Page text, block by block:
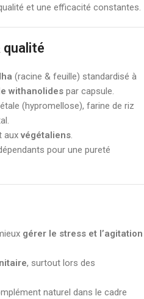
et une efficacité constantes.
qualité
(racine & feuille) standardisé à
withanolides par capsule.
(hypromellose), farine de riz
aux végétaliens.
pour une pureté
gérer le stress et l’agitation
, surtout lors des
naturel dans le cadre